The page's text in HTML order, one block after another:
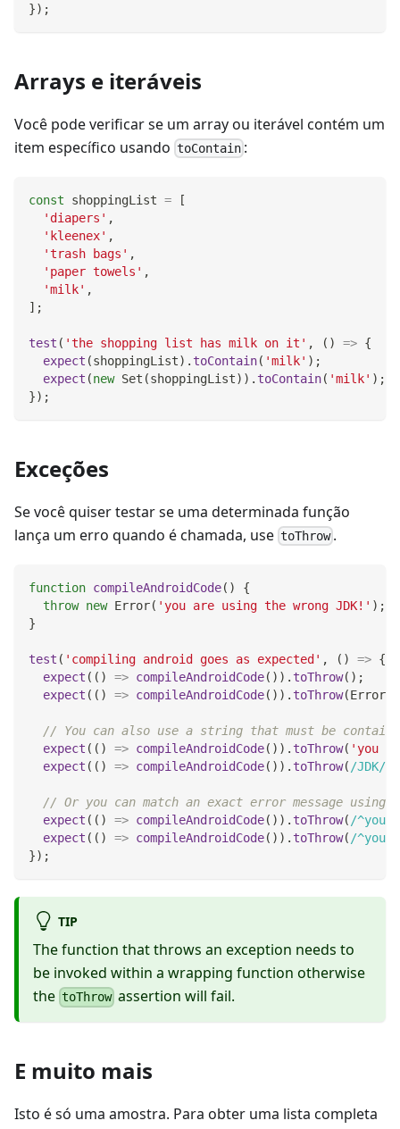
}) ;
Arrays e iteráveis
Você pode verificar se um array ou iterável contém um
item específico usando toContain :
const shoppingList =
[
'diapers' ,
'kleenex' ,
'trash bags' ,
'paper towels' ,
'milk' ,
] ;
test ( 'the shopping list has milk on it' , ( ) => {
expect (shoppingList) . toContain( 'milk' ) ;
expect (new Set (shoppingList) ) . toContain( 'milk' ) ;
}) ;
Exceções
Se você quiser testar se uma determinada função
lança um erro quando é chamada, use toThrow .
function compileAndroidCode( )
{
throw new Error( 'you are using the wrong JDK!' ) ;
}
test ( 'compiling android goes as expected' , ( ) => {
expect ( ( ) => compileAndroidCode( ) ) . toThrow( ) ;
expect ( ( ) => compileAndroidCode( ) ) . toThrow(Error
// You can also use a string that must be
expect ( ( ) => compileAndroidCode( ) ) . toThrow( 'you
expect ( ( ) => compileAndroidCode( ) ) . toThrow( /JDK/
// Or you can match an exact error message using
expect ( ( ) => compileAndroidCode( ) ) . toThrow( /^you
expect ( ( ) => compileAndroidCode( ) ) . toThrow( /^you
}) ;
TIP
The function that throws an exception needs to
be invoked within a wrapping function otherwise
the toThrow assertion will fail.
E muito mais
Isto é só uma amostra. Para obter uma lista completa